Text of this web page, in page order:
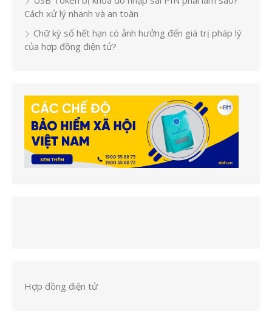
Cách xử lý nhanh và an toàn
Chữ ký số hết hạn có ảnh hưởng đến giá trị pháp lý
của hợp đồng điện tử?
Hợp đồng điện tử